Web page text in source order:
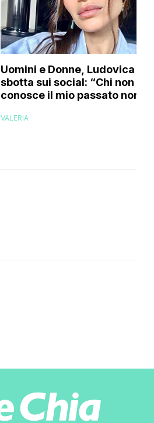
Uomini e Donne, Ludovica Valli
sbotta sui social: “Chi non
conosce il mio passato non
VALERIA